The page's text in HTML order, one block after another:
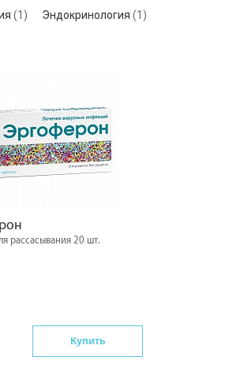
(1) Эндокринология (1)
рассасывания 20 шт.
Купить